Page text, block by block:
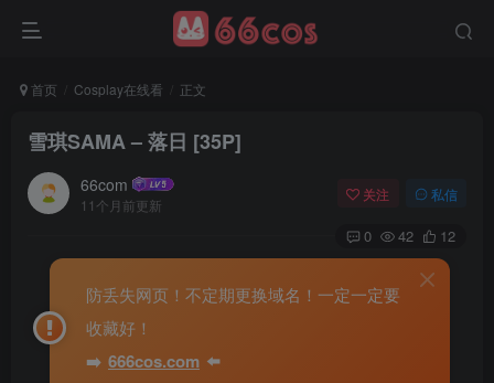
首页 Cosplay在线看 正文
雪琪SAMA – 落日 [35P]
66com
11个月前更新
关注 私信
0 42 12
防丢失网页！不定期更换域名！一定一定要
收藏好！
➡️ 666cos.com ⬅️